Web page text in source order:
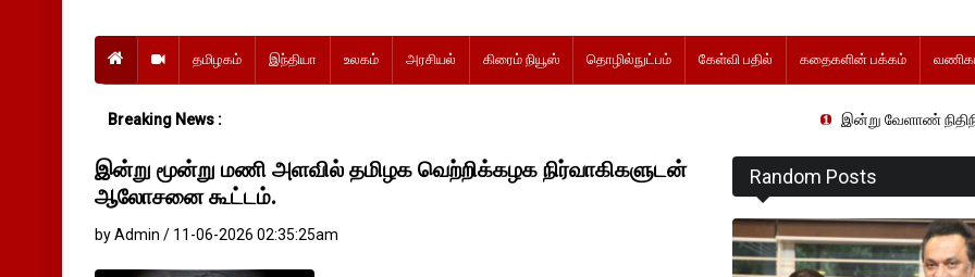
தமிழகம் இந்தியா உலகம் அரசியல் கிரைம் நியூஸ் தொழில்நுட்பம் கேள்வி பதில் கதைகளின் பக்கம்
Breaking News : இன்று வேளாண் நிதிநிலை
இன்று மூன்று மணி அளவில் தமிழக வெற்றிக்கழக நிர்வாகிகளுடன்
ஆலோசனை கூட்டம்.
by Admin / 11-06-2026 02:35:25am
Random Posts